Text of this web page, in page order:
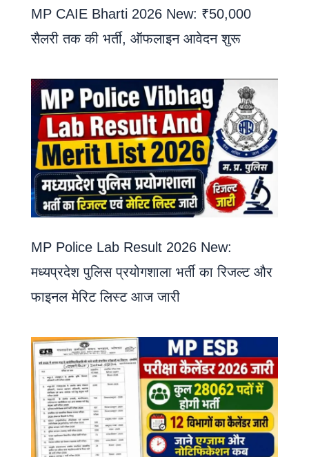
MP CAIE Bharti 2026 New: ₹50,000
सैलरी तक की भर्ती, ऑफलाइन आवेदन शुरू
MP Police Lab Result 2026 New:
मध्यप्रदेश पुलिस प्रयोगशाला भर्ती का रिजल्ट और
फाइनल मेरिट लिस्ट आज जारी